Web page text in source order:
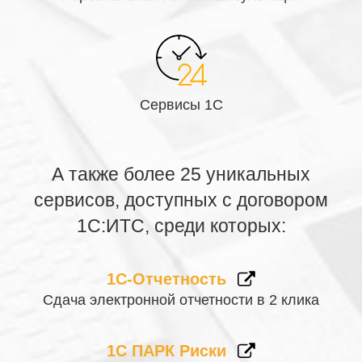
переагрегация и разагрегация
Сервисы 1С
А также более 25 уникальных
сервисов, доступных с договором
1С:ИТС, среди которых:
1С-Отчетность
Сдача электронной отчетности в 2 клика
1С ПАРК Риски